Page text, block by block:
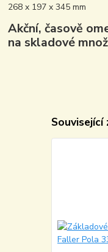
268 x 197 x 345 mm
Akční, časově
na skladové
Související